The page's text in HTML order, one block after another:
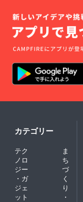
カテゴリー
テク
ノロ
ジー
・ガ
ジェ
ット
ま
ち
づ
く
り
・